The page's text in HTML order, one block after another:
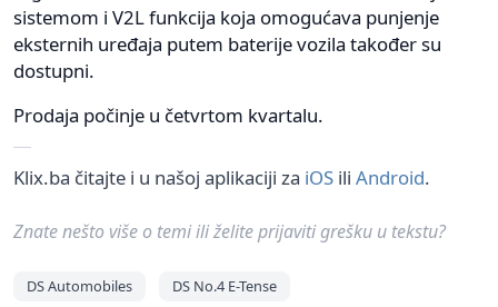
sistemom i V2L funkcija koja omogućava punjenje
eksternih uređaja putem baterije vozila također su
dostupni.
Prodaja počinje u četvrtom kvartalu.
Klix.ba čitajte i u našoj aplikaciji za iOS ili Android.
Znate nešto više o temi ili želite prijaviti grešku u tekstu?
DS Automobiles DS No.4 E-Tense